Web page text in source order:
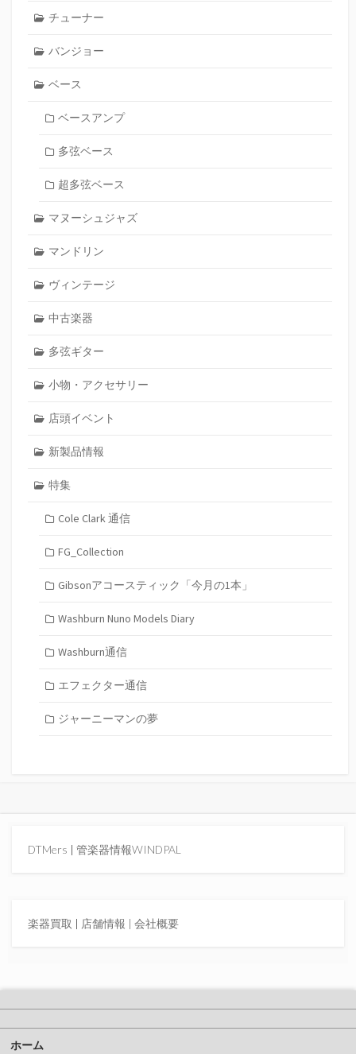
チューナー
バンジョー
ベース
ベースアンプ
多弦ベース
超多弦ベース
マヌーシュジャズ
マンドリン
ヴィンテージ
中古楽器
多弦ギター
小物・アクセサリー
店頭イベント
新製品情報
特集
Cole Clark 通信
FG_Collection
Gibsonアコースティック「今月の1本」
Washburn Nuno Models Diary
Washburn通信
エフェクター通信
ジャーニーマンの夢
DTMers | 管楽器情報WINDPAL
楽器買取 | 店舗情報 | 会社概要
ホーム